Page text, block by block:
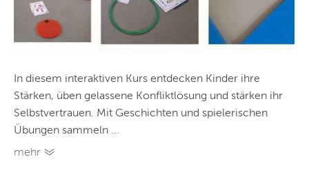
In diesem interaktiven Kurs entdecken Kinder ihre
Stärken, üben gelassene Konfliktlösung und stärken ihr
Selbstvertrauen. Mit Geschichten und spielerischen
Übungen sammeln ...
mehr